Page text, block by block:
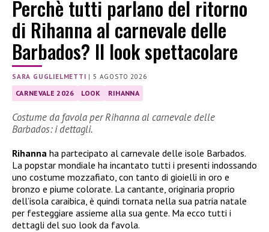
Perchè tutti parlano del ritorno
di Rihanna al carnevale delle
Barbados? Il look spettacolare
SARA GUGLIELMETTI |5 AGOSTO 2026
CARNEVALE 2026 LOOK RIHANNA
Costume da favola per Rihanna al carnevale delle
Barbados: i dettagli.
Rihanna ha partecipato al carnevale delle isole Barbados.
La popstar mondiale ha incantato tutti i presenti indossando
uno costume mozzafiato, con tanto di gioielli in oro e
bronzo e piume colorate. La cantante, originaria proprio
dell’isola caraibica, è quindi tornata nella sua patria natale
per festeggiare assieme alla sua gente. Ma ecco tutti i
dettagli del suo look da favola.